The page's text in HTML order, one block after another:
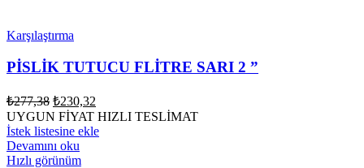
Karşılaştırma
PİSLİK TUTUCU FLİTRE SARI 2 ”
₺277,38 Orijinal
fiyat:
₺277,38.
₺230,32
andaki
fiyat:
UYGUN FİYAT HIZLI TESLİMAT
İstek listesine ekle
Devamını oku
Hızlı görünüm